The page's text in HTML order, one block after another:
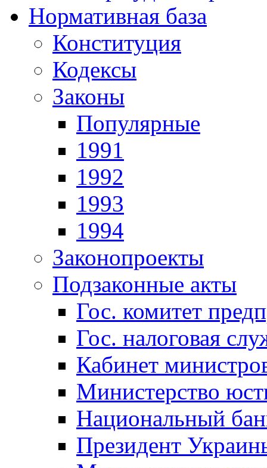
Нормативная база
Конституция
Кодексы
Законы
Популярные
1991
1992
1993
1994
Законопроекты
Подзаконные акты
Гос. комитет
Гос. налоговая
Кабинет
Министерство
Национальный
Президент